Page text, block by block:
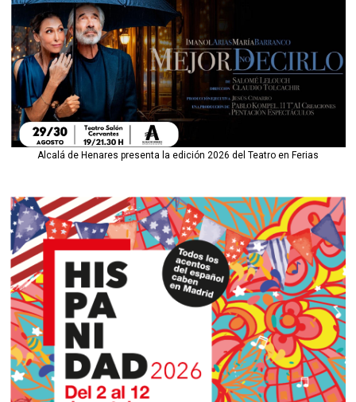
Alcalá de Henares presenta la edición 2026 del Teatro en Ferias